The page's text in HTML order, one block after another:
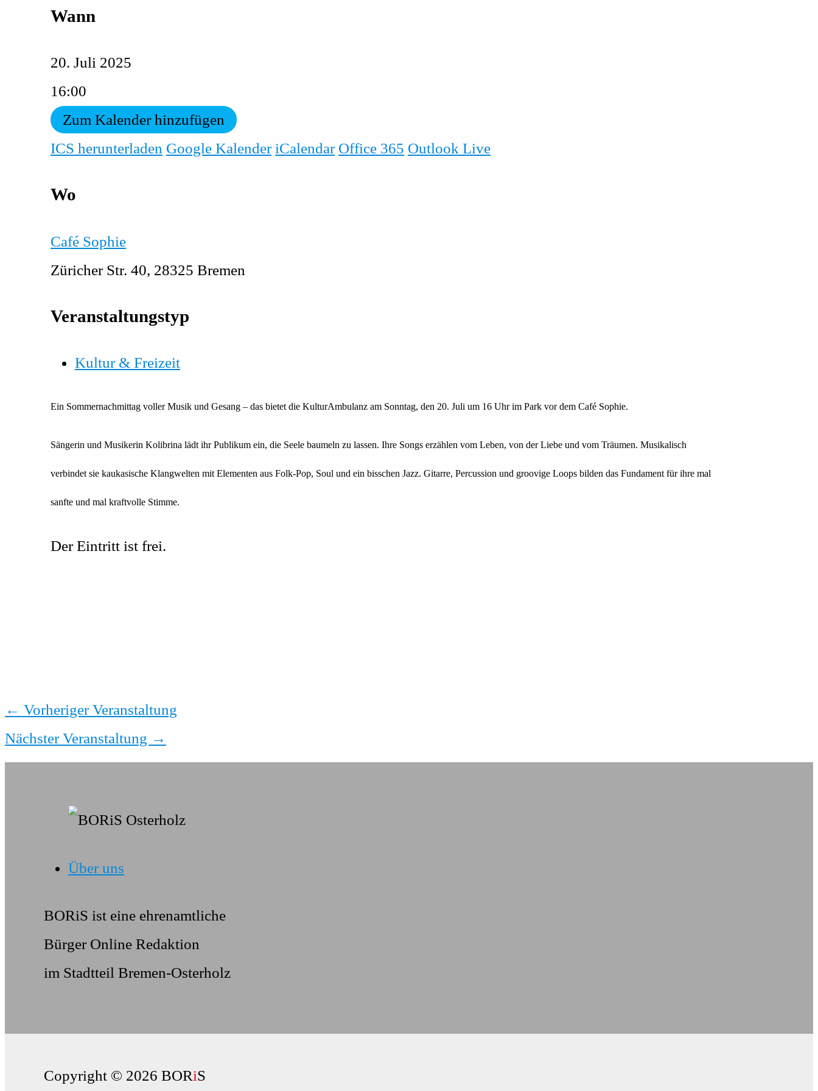
Wann
20. Juli 2025
16:00
Zum Kalender hinzufügen
ICS herunterladen Google Kalender iCalendar Office 365 Outlook Live
Wo
Café Sophie
Züricher Str. 40, 28325 Bremen
Veranstaltungstyp
Kultur & Freizeit
Ein Sommernachmittag voller Musik und Gesang – das bietet die KulturAmbulanz am Sonntag, den 20. Juli um 16 Uhr im Park vor dem Café Sophie.
Sängerin und Musikerin Kolibrina lädt ihr Publikum ein, die Seele baumeln zu lassen. Ihre Songs erzählen vom Leben, von der Liebe und vom Träumen. Musikalisch
verbindet sie kaukasische Klangwelten mit Elementen aus Folk-Pop, Soul und ein bisschen Jazz. Gitarre, Percussion und groovige Loops bilden das Fundament für ihre mal
sanfte und mal kraftvolle Stimme.
Der Eintritt ist frei.
← Vorheriger Veranstaltung
Nächster Veranstaltung →
Über uns
BORiS ist eine ehrenamtliche
Bürger Online Redaktion
im Stadtteil Bremen-Osterholz
Copyright © 2026 BORiS